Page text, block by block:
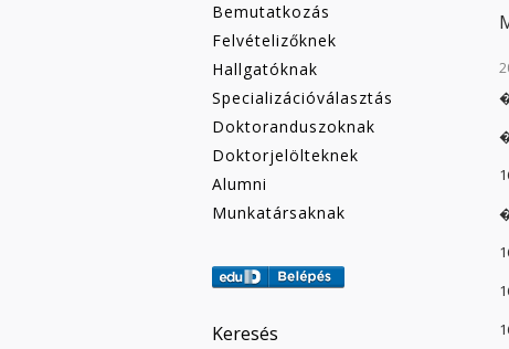
Bemutatkozás
Felvételizőknek
Hallgatóknak
Specializációválasztás
Doktoranduszoknak
Doktorjelölteknek
Alumni
Munkatársaknak
Keresés